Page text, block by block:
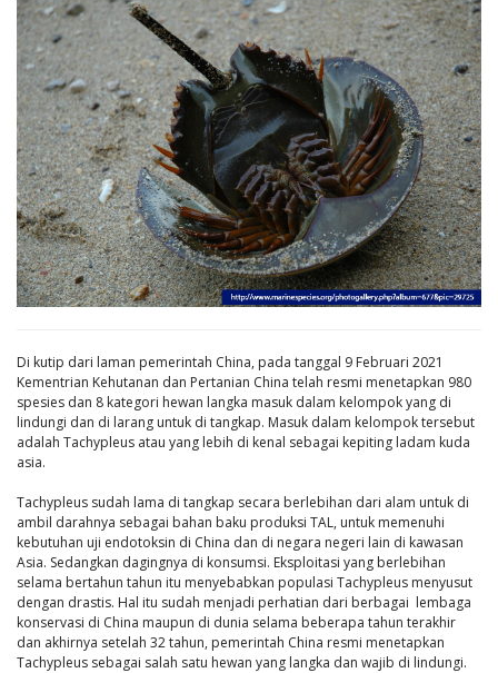
Di kutip dari laman pemerintah China, pada tanggal 9 Februari 2021
Kementrian Kehutanan dan Pertanian China telah resmi menetapkan 980
spesies dan 8 kategori hewan langka masuk dalam kelompok yang di
lindungi dan di larang untuk di tangkap. Masuk dalam kelompok tersebut
adalah Tachypleus atau yang lebih di kenal sebagai kepiting ladam kuda
asia.
Tachypleus sudah lama di tangkap secara berlebihan dari alam untuk di
ambil darahnya sebagai bahan baku produksi TAL, untuk memenuhi
kebutuhan uji endotoksin di China dan di negara negeri lain di kawasan
Asia. Sedangkan dagingnya di konsumsi. Eksploitasi yang berlebihan
selama bertahun tahun itu menyebabkan populasi Tachypleus menyusut
dengan drastis. Hal itu sudah menjadi perhatian dari berbagai lembaga
konservasi di China maupun di dunia selama beberapa tahun terakhir
dan akhirnya setelah 32 tahun, pemerintah China resmi menetapkan
Tachypleus sebagai salah satu hewan yang langka dan wajib di lindungi.